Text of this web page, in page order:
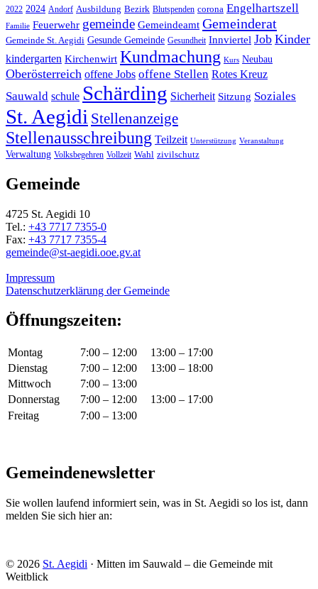
2022 2024 Andorf Ausbildung Bezirk Blutspenden corona Engelhartszell
Familie Feuerwehr gemeinde Gemeindeamt Gemeinderat
Gemeinde St. Aegidi Gesunde Gemeinde Gesundheit Innviertel Job Kinder
kindergarten Kirchenwirt Kundmachung Kurs Neubau
Oberösterreich offene Jobs offene Stellen Rotes Kreuz
Sauwald schule Schärding Sicherheit Sitzung Soziales
St. Aegidi Stellenanzeige
Stellenausschreibung Teilzeit Unterstützung Veranstaltung
Verwaltung Volksbegehren Vollzeit Wahl zivilschutz
Gemeinde
4725 St. Aegidi 10
Tel.: +43 7717 7355-0
Fax: +43 7717 7355-4
gemeinde@st-aegidi.ooe.gv.at
Impressum
Datenschutzerklärung der Gemeinde
Öffnungszeiten:
Montag 7:00 – 12:00
13:00 – 17:00
Dienstag
7:00 – 12:00
13:00 – 18:00
Mittwoch
7:00 – 13:00
Donnerstag
7:00 – 12:00
13:00 – 17:00
Freitag
7:00 – 13:00
Gemeindenewsletter
Sie wollen laufend informiert sein, was in St. Aegidi so los ist, dann
melden Sie sich hier an:
© 2026 St. Aegidi · Mitten im Sauwald – die Gemeinde mit
Weitblick